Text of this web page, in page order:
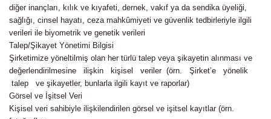
diğer inançları, kılık ve kıyafeti, dernek, vakıf ya da sendika üyeliği,
sağlığı, cinsel hayatı, ceza mahkûmiyeti ve güvenlik tedbirleriyle ilgili
verileri ile biyometrik ve genetik verileri
Talep/Şikayet Yönetimi Bilgisi
Şirketimize yöneltilmiş olan her türlü talep veya şikayetin alınması ve
değerlendirilmesine ilişkin kişisel veriler (örn. Şirket’e yönelik
talep ve şikayetler, bunlarla ilgili kayıt ve raporlar)
Görsel ve İşitsel Veri
Kişisel veri sahibiyle ilişkilendirilen görsel ve işitsel kayıtlar (örn.